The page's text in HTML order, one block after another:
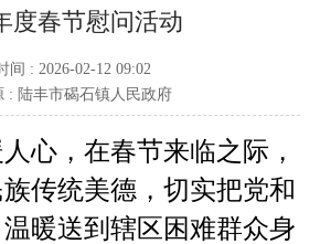
度春节慰问活动
间 : 2026-02-12 09:02
: 陆丰市碣石镇人民政府
心，在春节来临之际，
传统美德，切实把党和
暖送到辖区困难群众身